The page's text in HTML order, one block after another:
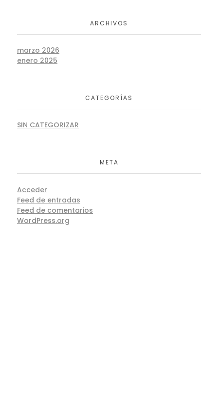
ARCHIVOS
marzo 2026
enero 2025
CATEGORÍAS
SIN CATEGORIZAR
META
Acceder
Feed de entradas
Feed de comentarios
WordPress.org